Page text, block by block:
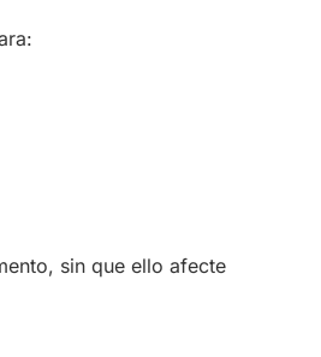
sin que ello afecte